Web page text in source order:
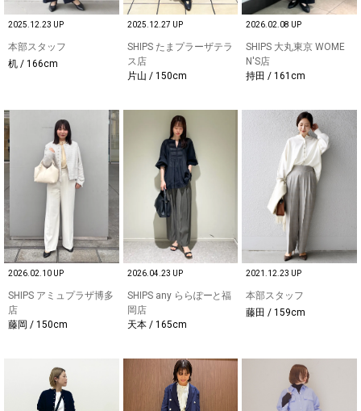
2025.12.23 UP
本部スタッフ
机 / 166cm
2025.12.27 UP
SHIPS たまプラーザテラ
ス店
片山 / 150cm
2026.02.08 UP
SHIPS 大丸東京 WOME
N'S店
持田 / 161cm
2026.02.10 UP
SHIPS アミュプラザ博多
店
藤岡 / 150cm
2026.04.23 UP
SHIPS any ららぽーと福
岡店
天本 / 165cm
2021.12.23 UP
本部スタッフ
藤田 / 159cm